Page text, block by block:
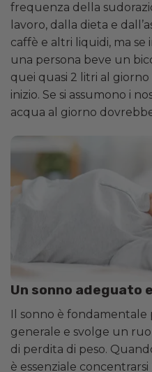
frequenza della
lavoro, dalla dieta e
caffè e altri liquidi, ma se
una persona beve un
quei quasi 2 litri al
inizio. Se si assumono i
acqua al giorno
Un sonno adeguato
Il sonno è fondamentale
generale e svolge un
di perdita di peso.
è essenziale